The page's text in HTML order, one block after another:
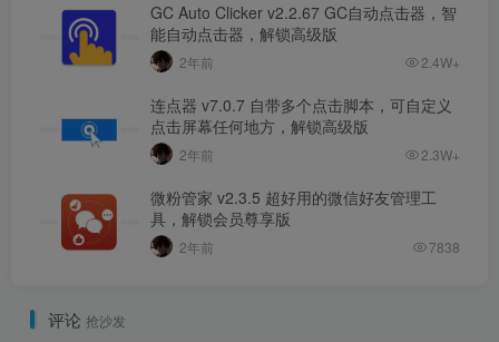
GC Auto Clicker v2.2.67 GC自动点击器，智
能自动点击器，解锁高级版
2年前 2.4W+
连点器 v7.0.7 自带多个点击脚本，可自定义
点击屏幕任何地方，解锁高级版
2年前 2.3W+
微粉管家 v2.3.5 超好用的微信好友管理工
具，解锁会员尊享版
2年前 7838
评论 抢沙发